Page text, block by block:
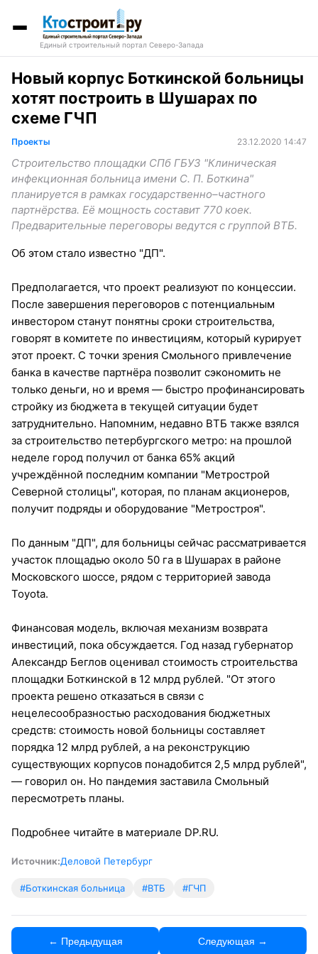
Единый строительный портал Северо-Запада
Новый корпус Боткинской больницы
хотят построить в Шушарах по
схеме ГЧП
Проекты 23.12.2020 14:47
Строительство площадки СПб ГБУЗ "Клиническая
инфекционная больница имени С. П. Боткина"
планируется в рамках государственно–частного
партнёрства. Её мощность составит 770 коек.
Предварительные переговоры ведутся с группой ВТБ.
Об этом стало известно "ДП".
Предполагается, что проект реализуют по концессии.
После завершения переговоров с потенциальным
инвестором станут понятны сроки строительства,
говорят в комитете по инвестициям, который курирует
этот проект. С точки зрения Смольного привлечение
банка в качестве партнёра позволит сэкономить не
только деньги, но и время — быстро профинансировать
стройку из бюджета в текущей ситуации будет
затруднительно. Напомним, недавно ВТБ также взялся
за строительство петербургского метро: на прошлой
неделе город получил от банка 65% акций
учреждённой последним компании "Метрострой
Северной столицы", которая, по планам акционеров,
получит подряды и оборудование "Метростроя".
По данным "ДП", для больницы сейчас рассматривается
участок площадью около 50 га в Шушарах в районе
Московского шоссе, рядом с территорией завода
Toyota.
Финансовая модель, включая механизм возврата
инвестиций, пока обсуждается. Год назад губернатор
Александр Беглов оценивал стоимость строительства
площадки Боткинской в 12 млрд рублей. "От этого
проекта решено отказаться в связи с
нецелесообразностью расходования бюджетных
средств: стоимость новой больницы составляет
порядка 12 млрд рублей, а на реконструкцию
существующих корпусов понадобится 2,5 млрд рублей",
— говорил он. Но пандемия заставила Смольный
пересмотреть планы.
Подробнее читайте в материале DP.RU.
Источник:Деловой Петербург
#Боткинская больница #ВТБ #ГЧП
← Предыдущая Следующая →